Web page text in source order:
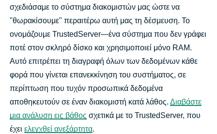
σχεδιάσαμε το σύστημα διακομιστών μας ώστε να
"θωρακίσουμε" περαιτέρω αυτή μας τη δέσμευση. Το
ονομάζουμε TrustedServer—ένα σύστημα που δεν γράφει
ποτέ στον σκληρό δίσκο και χρησιμοποιεί μόνο RAM.
Αυτό επιτρέπει τη διαγραφή όλων των δεδομένων κάθε
φορά που γίνεται επανεκκίνηση του συστήματος, σε
περίπτωση που τυχόν προσωπικά δεδομένα
αποθηκευτούν σε έναν διακομιστή κατά λάθος. Διαβάστε
μια ανάλυση εις βάθος σχετικά με το TrustedServer, που
έχει ελεγχθεί ανεξάρτητα.